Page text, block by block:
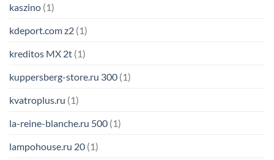
kaszino (1)
kdeport.com z2 (1)
kreditos MX 2t (1)
kuppersberg-store.ru 300 (1)
kvatroplus.ru (1)
la-reine-blanche.ru 500 (1)
lampohouse.ru 20 (1)